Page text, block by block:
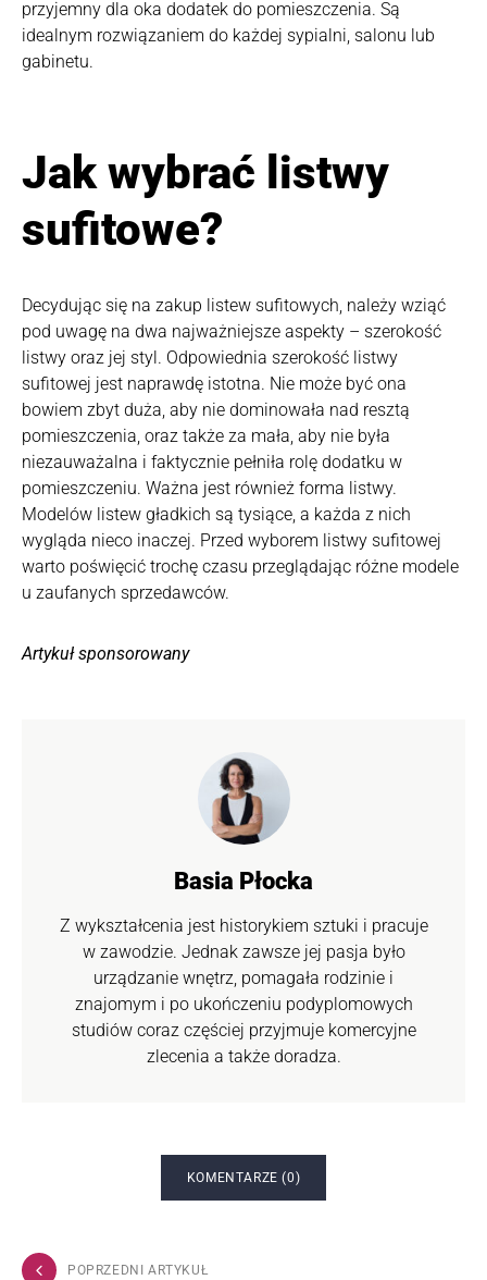
przyjemny dla oka dodatek do pomieszczenia. Są
idealnym rozwiązaniem do każdej sypialni, salonu lub
gabinetu.
Jak wybrać listwy
sufitowe?
Decydując się na zakup listew sufitowych, należy wziąć
pod uwagę na dwa najważniejsze aspekty – szerokość
listwy oraz jej styl. Odpowiednia szerokość listwy
sufitowej jest naprawdę istotna. Nie może być ona
bowiem zbyt duża, aby nie dominowała nad resztą
pomieszczenia, oraz także za mała, aby nie była
niezauważalna i faktycznie pełniła rolę dodatku w
pomieszczeniu. Ważna jest również forma listwy.
Modelów listew gładkich są tysiące, a każda z nich
wygląda nieco inaczej. Przed wyborem listwy sufitowej
warto poświęcić trochę czasu przeglądając różne modele
u zaufanych sprzedawców.
Artykuł sponsorowany
Basia Płocka
Z wykształcenia jest historykiem sztuki i pracuje
w zawodzie. Jednak zawsze jej pasja było
urządzanie wnętrz, pomagała rodzinie i
znajomym i po ukończeniu podyplomowych
studiów coraz częściej przyjmuje komercyjne
zlecenia a także doradza.
KOMENTARZE (0)
POPRZEDNI ARTYKUŁ